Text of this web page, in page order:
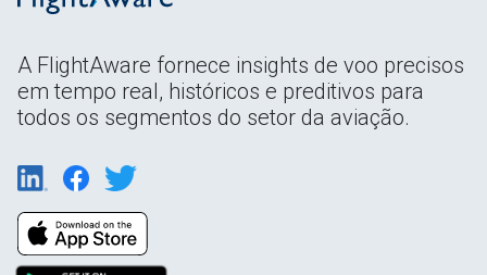
A FlightAware fornece insights de voo precisos
em tempo real, históricos e preditivos para
todos os segmentos do setor da aviação.